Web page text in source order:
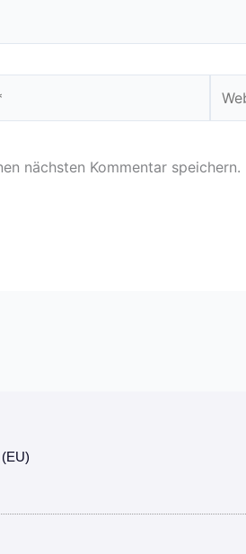
nächsten Kommentar speichern.